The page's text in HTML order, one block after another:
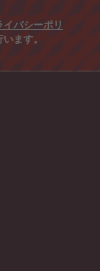
イバシーポリ
ます。